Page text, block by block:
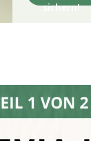
sichern!